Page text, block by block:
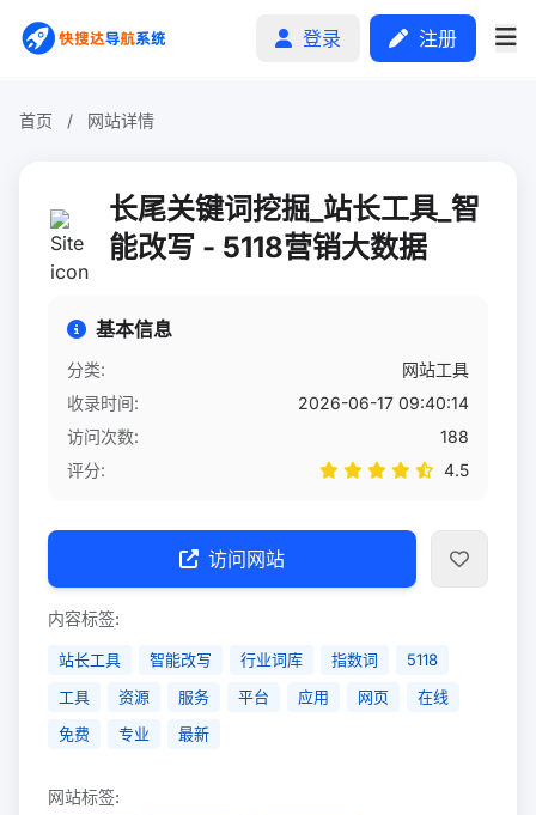
登录 注册
分类排行
自助广告
首页 / 网站详情
长尾关键词挖掘_站长工具_智
能改写 - 5118营销大数据
基本信息
分类:
网站工具
收录时间:
2026-06-17 09:40:14
访问次数:
188
评分:
4.5
访问网站
内容标签:
站长工具 智能改写 行业词库 指数词
5118
工具
资源 服务 平台 应用 网页
在线
免费
专业 最新
网站标签: